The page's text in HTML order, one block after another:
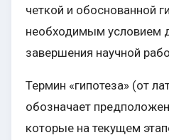
четкой и обоснованной
необходимым условием
завершения научной
Термин «гипотеза» (от
обозначает
которые на текущем